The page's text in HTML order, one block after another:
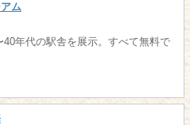
ム
40年代の駅舎を展示。すべて無料で